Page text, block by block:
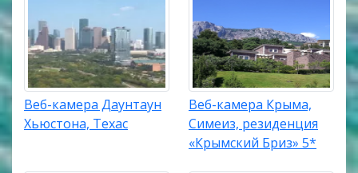
Веб-камера Даунтаун
Хьюстона, Техас
Веб-камера Крыма,
Симеиз, резиденция
«Крымский Бриз» 5*